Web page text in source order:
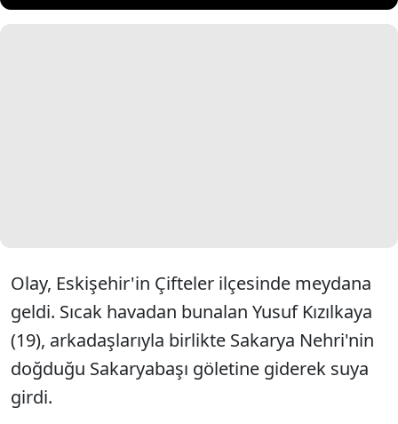
Olay, Eskişehir'in Çifteler ilçesinde meydana
geldi. Sıcak havadan bunalan Yusuf Kızılkaya
(19), arkadaşlarıyla birlikte Sakarya Nehri'nin
doğduğu Sakaryabaşı göletine giderek suya
girdi.